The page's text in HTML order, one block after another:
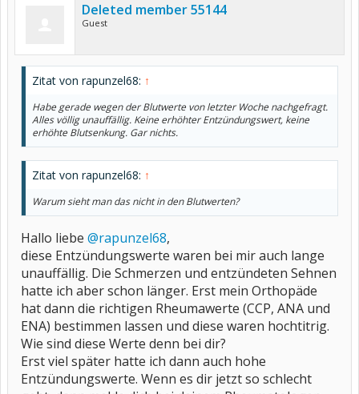
Deleted member 55144
Guest
Zitat von rapunzel68: ↑
Habe gerade wegen der Blutwerte von letzter Woche nachgefragt.
Alles völlig unauffällig. Keine erhöhter Entzündungswert, keine
erhöhte Blutsenkung. Gar nichts.
Zitat von rapunzel68: ↑
Warum sieht man das nicht in den Blutwerten?
Hallo liebe @rapunzel68,
diese Entzündungswerte waren bei mir auch lange
unauffällig. Die Schmerzen und entzündeten Sehnen
hatte ich aber schon länger. Erst mein Orthopäde
hat dann die richtigen Rheumawerte (CCP, ANA und
ENA) bestimmen lassen und diese waren hochtitrig.
Wie sind diese Werte denn bei dir?
Erst viel später hatte ich dann auch hohe
Entzündungswerte. Wenn es dir jetzt so schlecht